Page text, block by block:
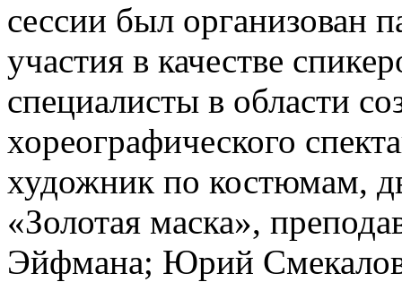
сессии был организован
участия в качестве
специалисты в области
хореографического
художник по костюмам,
«Золотая маска»,
Эйфмана; Юрий Смекалов